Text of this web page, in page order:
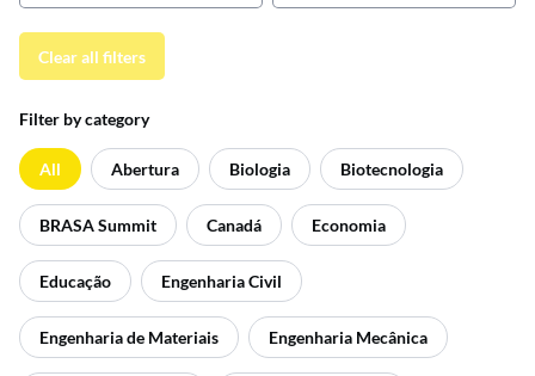
Clear all filters
Filter by category
All Abertura Biologia Biotecnologia
BRASA Summit Canadá Economia
Educação Engenharia Civil
Engenharia de Materiais Engenharia Mecânica